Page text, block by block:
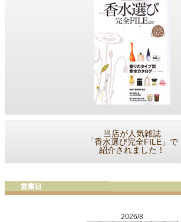
当店が人気雑誌
「香水選び完全FILE」で
紹介されました！
2026/8